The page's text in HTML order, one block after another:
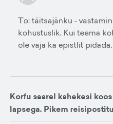
To: täitsajänku -
kohustuslik. Kui teema
ole vaja ka epistlit pidada.
Korfu saarel kahekesi
lapsega. Pikem